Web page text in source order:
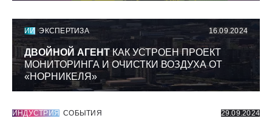
ИИ ЭКСПЕРТИЗА 16.09.2024
ДВОЙНОЙ АГЕНТКАК УСТРОЕН ПРОЕКТ
МОНИТОРИНГА И ОЧИСТКИ ВОЗДУХА ОТ
«НОРНИКЕЛЯ»
ИНДУСТРИЯ СОБЫТИЯ 29.09.2024